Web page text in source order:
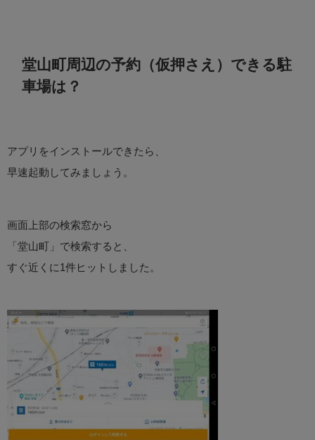
堂山町周辺の予約（仮押さえ）できる駐
車場は？
アプリをインストールできたら、
早速起動してみましょう。
画面上部の検索窓から
「堂山町」で検索すると、
すぐ近くに1件ヒットしました。